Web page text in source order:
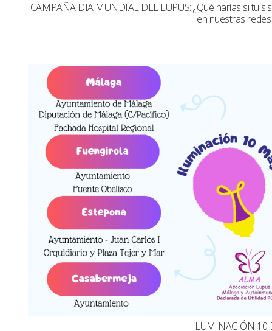
CAMPAÑA DIA MUNDIAL DEL LUPUS: ¿Qué harías si tu
en nuestras
ILUMINACIÓN 10